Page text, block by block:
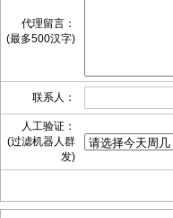
代理留言：
(最多500汉字)
联系人：
人工验证：
(过滤机器人群
发)